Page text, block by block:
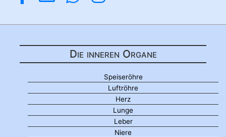
Die inneren Organe
Speiseröhre
Luftröhre
Herz
Lunge
Leber
Niere